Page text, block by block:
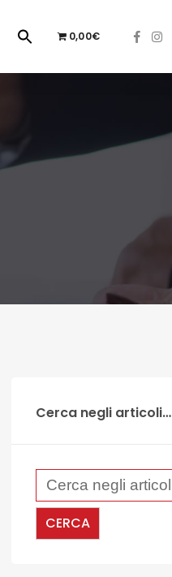
0,00€
Cerca negli articoli…